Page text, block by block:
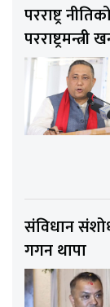
परराष्ट्र
परराष्ट्रमन्त्री
संविधान
गगन थापा